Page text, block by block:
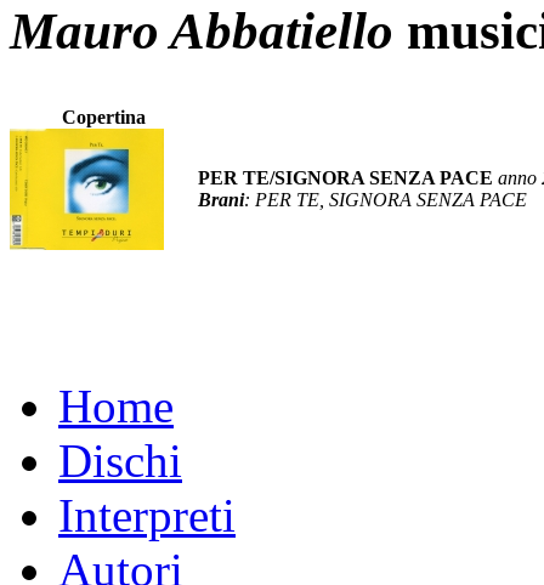
Mauro Abbatiello
Copertina
PER TE/SIGNORA SENZA PACE anno
Brani: PER TE, SIGNORA SENZA PACE
Home
Dischi
Interpreti
Autori